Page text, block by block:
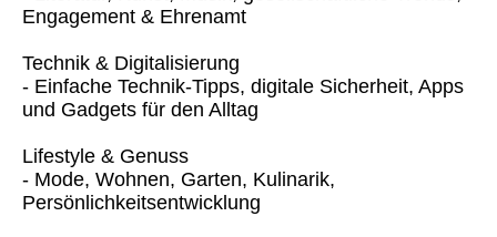
Engagement & Ehrenamt
Technik & Digitalisierung
- Einfache Technik-Tipps, digitale Sicherheit, Apps
und Gadgets für den Alltag
Lifestyle & Genuss
- Mode, Wohnen, Garten, Kulinarik,
Persönlichkeitsentwicklung